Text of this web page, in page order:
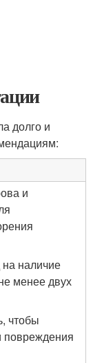
долго и
и
наличие
менее двух
чтобы
повреждения